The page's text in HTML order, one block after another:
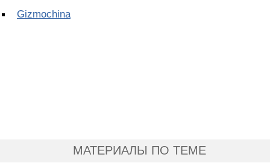
Gizmochina
МАТЕРИАЛЫ ПО ТЕМЕ